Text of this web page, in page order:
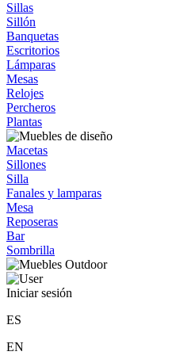
Sillas
Sillón
Banquetas
Escritorios
Lámparas
Mesas
Relojes
Percheros
Plantas
Macetas
Sillones
Silla
Fanales y lamparas
Mesa
Reposeras
Bar
Sombrilla
Iniciar sesión
ES
EN